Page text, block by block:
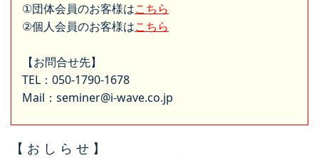
①団体会員のお客様はこちら
②個人会員のお客様はこちら
【お問合せ先】
TEL：050-1790-1678
Mail：seminer@i-wave.co.jp
【 お し ら せ 】